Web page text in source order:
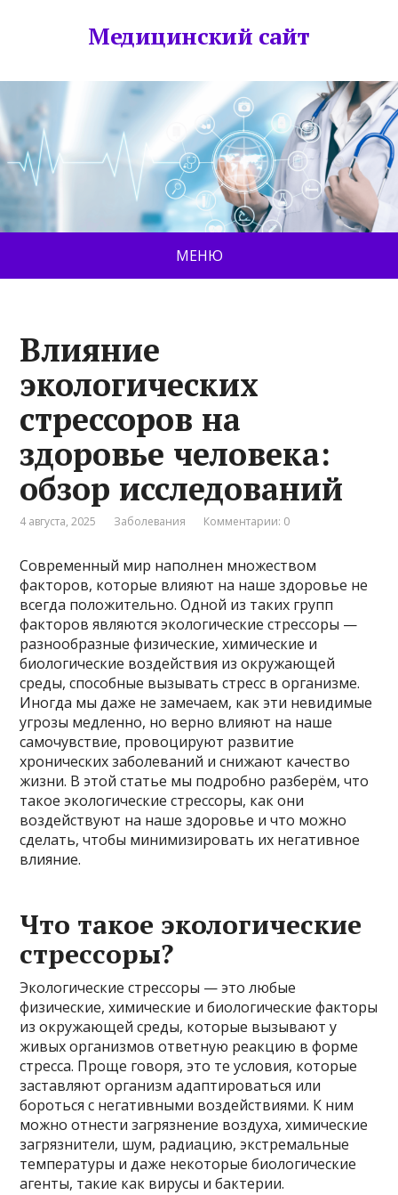
Медицинский сайт
МЕНЮ
Влияние
экологических
стрессоров на
здоровье человека:
обзор исследований
4 августа, 2025 Заболевания Комментарии: 0
Современный мир наполнен множеством
факторов, которые влияют на наше здоровье не
всегда положительно. Одной из таких групп
факторов являются экологические стрессоры —
разнообразные физические, химические и
биологические воздействия из окружающей
среды, способные вызывать стресс в организме.
Иногда мы даже не замечаем, как эти невидимые
угрозы медленно, но верно влияют на наше
самочувствие, провоцируют развитие
хронических заболеваний и снижают качество
жизни. В этой статье мы подробно разберём, что
такое экологические стрессоры, как они
воздействуют на наше здоровье и что можно
сделать, чтобы минимизировать их негативное
влияние.
Что такое экологические
стрессоры?
Экологические стрессоры — это любые
физические, химические и биологические факторы
из окружающей среды, которые вызывают у
живых организмов ответную реакцию в форме
стресса. Проще говоря, это те условия, которые
заставляют организм адаптироваться или
бороться с негативными воздействиями. К ним
можно отнести загрязнение воздуха, химические
загрязнители, шум, радиацию, экстремальные
температуры и даже некоторые биологические
агенты, такие как вирусы и бактерии.